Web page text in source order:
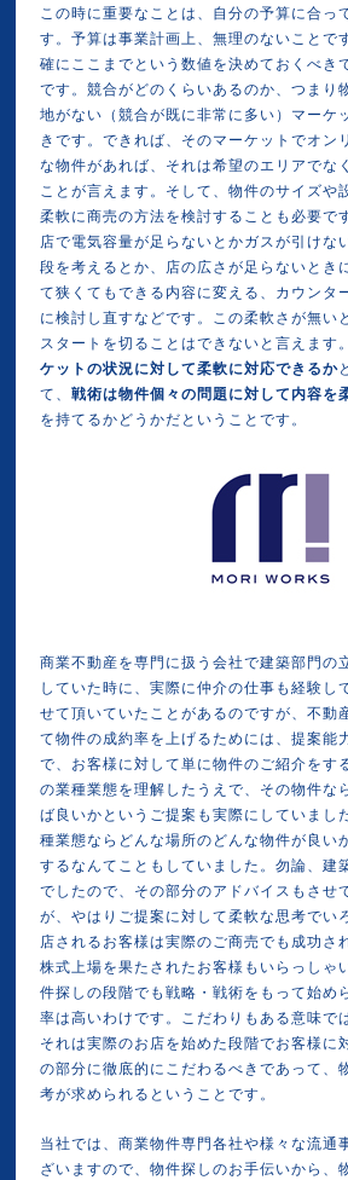
この時に重要なことは、自分の予算に合っ
す。予算は事業計画上、無理のないことで
確にここまでという数値を決めておくべき
です。競合がどのくらいあるのか、つまり
地がない（競合が既に非常に多い）マーケ
きです。できれば、そのマーケットでオン
な物件があれば、それは希望のエリアでな
ことが言えます。そして、物件のサイズや
柔軟に商売の方法を検討することも必要で
店で電気容量が足らないとかガスが引けな
段を考えるとか、店の広さが足らないとき
て狭くてもできる内容に変える、カウンタ
に検討し直すなどです。この柔軟さが無い
スタートを切ることはできないと言えます
ケットの状況に対して柔軟に対応できるか
て、戦術は物件個々の問題に対して内容を
を持てるかどうかだということです。
商業不動産を専門に扱う会社で建築部門の
していた時に、実際に仲介の仕事も経験し
せて頂いていたことがあるのですが、不動
て物件の成約率を上げるためには、提案能
で、お客様に対して単に物件のご紹介をす
の業種業態を理解したうえで、その物件な
ば良いかというご提案も実際にしていまし
種業態ならどんな場所のどんな物件が良い
するなんてこともしていました。勿論、建
でしたので、その部分のアドバイスもさせ
が、やはりご提案に対して柔軟な思考でい
店されるお客様は実際のご商売でも成功さ
株式上場を果たされたお客様もいらっしゃ
件探しの段階でも戦略・戦術をもって始め
率は高いわけです。こだわりもある意味で
それは実際のお店を始めた段階でお客様に
の部分に徹底的にこだわるべきであって、
考が求められるということです。
当社では、商業物件専門各社や様々な流通
ざいますので、物件探しのお手伝いから、